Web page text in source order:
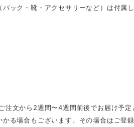
ック・靴・アクセサリーなど）は付属し
注文から2週間〜4週間前後でお届け予
る場合もございます。その場合はご登